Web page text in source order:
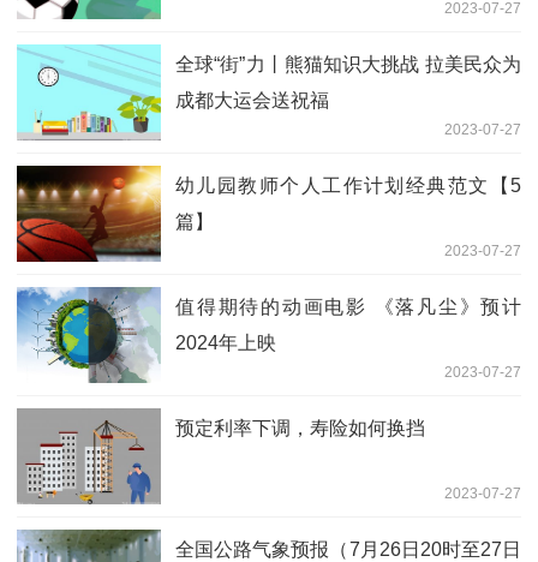
2023-07-27
全球“街”力丨熊猫知识大挑战 拉美民众为
成都大运会送祝福
2023-07-27
幼儿园教师个人工作计划经典范文【5
篇】
2023-07-27
值得期待的动画电影 《落凡尘》预计
2024年上映
2023-07-27
预定利率下调，寿险如何换挡
2023-07-27
全国公路气象预报（7月26日20时至27日